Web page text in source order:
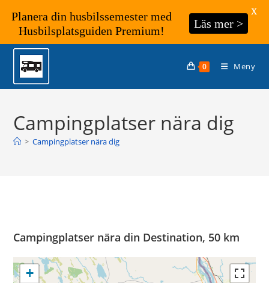
Hoppa
innehållet
0 Meny
Campingplatser nära dig
> Campingplatser nära dig
Campingplatser nära din Destination, 50 km
+
Planera din husbilssemester med
Husbilsplatsguiden Premium!
Läs mer >
X